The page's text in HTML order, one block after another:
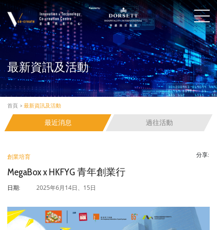
最新資訊及活動
首頁 > 最新資訊及活動
最近消息 過往活動
創業培育 分享:
MegaBox x HKFYG 青年創業行
日期: 2025年6月14日、15日